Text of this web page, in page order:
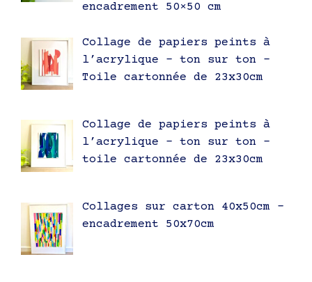
encadrement 50×50 cm
Collage de papiers peints à
l’acrylique – ton sur ton –
Toile cartonnée de 23x30cm
Collage de papiers peints à
l’acrylique – ton sur ton –
toile cartonnée de 23x30cm
Collages sur carton 40x50cm –
encadrement 50x70cm